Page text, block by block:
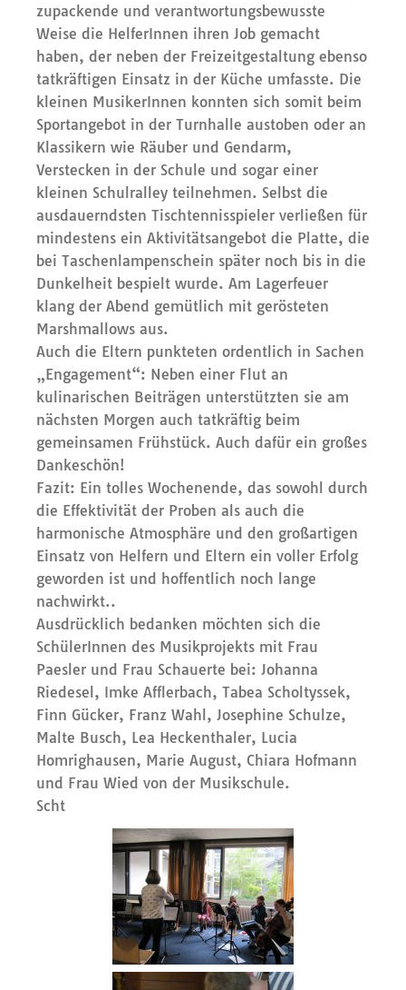
zupackende und verantwortungsbewusste
Weise die HelferInnen ihren Job gemacht
haben, der neben der Freizeitgestaltung ebenso
tatkräftigen Einsatz in der Küche umfasste. Die
kleinen MusikerInnen konnten sich somit beim
Sportangebot in der Turnhalle austoben oder an
Klassikern wie Räuber und Gendarm,
Verstecken in der Schule und sogar einer
kleinen Schulralley teilnehmen. Selbst die
ausdauerndsten Tischtennisspieler verließen für
mindestens ein Aktivitätsangebot die Platte, die
bei Taschenlampenschein später noch bis in die
Dunkelheit bespielt wurde. Am Lagerfeuer
klang der Abend gemütlich mit gerösteten
Marshmallows aus.
Auch die Eltern punkteten ordentlich in Sachen
„Engagement“: Neben einer Flut an
kulinarischen Beiträgen unterstützten sie am
nächsten Morgen auch tatkräftig beim
gemeinsamen Frühstück. Auch dafür ein großes
Dankeschön!
Fazit: Ein tolles Wochenende, das sowohl durch
die Effektivität der Proben als auch die
harmonische Atmosphäre und den großartigen
Einsatz von Helfern und Eltern ein voller Erfolg
geworden ist und hoffentlich noch lange
nachwirkt..
Ausdrücklich bedanken möchten sich die
SchülerInnen des Musikprojekts mit Frau
Paesler und Frau Schauerte bei: Johanna
Riedesel, Imke Afflerbach, Tabea Scholtyssek,
Finn Gücker, Franz Wahl, Josephine Schulze,
Malte Busch, Lea Heckenthaler, Lucia
Homrighausen, Marie August, Chiara Hofmann
und Frau Wied von der Musikschule.
Scht